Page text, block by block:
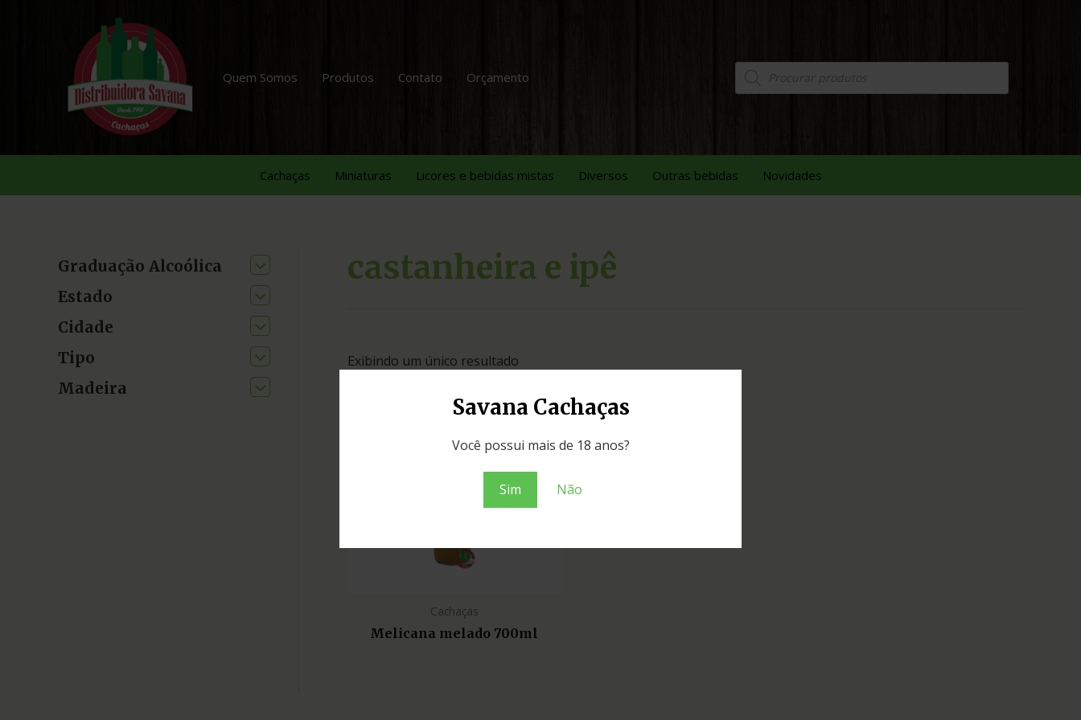
Savana Cachaças
Você possui mais de 18 anos?
Sim Não
Quem Somos Produtos Contato Orçamento
Cachaças Miniaturas Licores e bebidas mistas Diversos Outras bebidas Novidades
Graduação Alcoólica
Estado
Cidade
Tipo
Madeira
castanheira e ipê
Exibindo um único resultado
Cachaças
Melicana melado 700ml